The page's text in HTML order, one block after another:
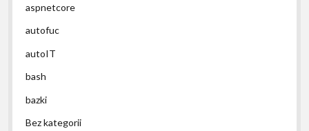
aspnetcore
autofuc
autoIT
bash
bazki
Bez kategorii